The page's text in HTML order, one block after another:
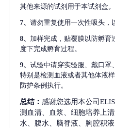
其他来源的试剂用于本试剂盒。
7、 请勿重复使用一次性吸头，
8、 加样完成，贴覆膜以防孵育
度下完成孵育过程。
9、 试验中请穿实验服、戴口罩
特别是检测血液或者其他体液
防护条例执行。
总结： 感谢您选用本公司
测血清、血浆、细胞培养上
水、腹水、脑脊液、胸腔积